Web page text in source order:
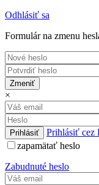
Odhlásiť sa
Formulár na zmenu
Zmeniť
×
Prihlásiť cez
zapamätať heslo
Zabudnuté heslo